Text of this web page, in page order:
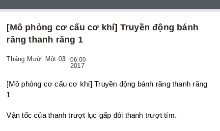
[Mô phỏng cơ cấu cơ khí] Truyền động bánh
răng thanh răng 1
Tháng Mười Một 03 06:00
2017
[Mô phỏng cơ cấu cơ khí] Truyền động bánh răng thanh răng
1
Vận tốc của thanh trượt lục gấp đôi thanh trượt tím.